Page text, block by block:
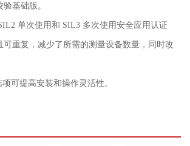
验基础版。
单次使用和 SIL3 多次使用安全应用认证
可重复，减少了所需的测量设备数量，同时改
可提高安装和操作灵活性。